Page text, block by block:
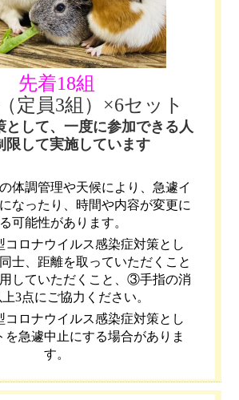
先着18組
定員3組）×6セット
して、一度に参加できる人
限して実施しています
体調管理や天候により、急遽イ
なったり、時間や内容が変更に
可能性があります。
コロナウイルス感染症対策とし
士、距離を取っていただくこと
していただくこと、③手指の消
3点にご協力ください。
コロナウイルス感染症対策とし
を急遽中止にする場合がありま
す。